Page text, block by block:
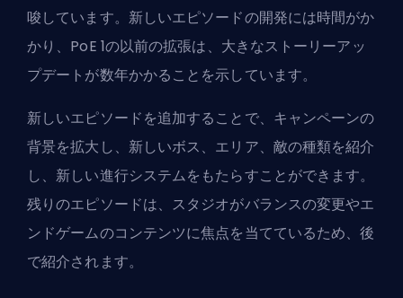
唆しています。新しいエピソードの開発には時間がか
かり、PoE 1の以前の拡張は、大きなストーリーアッ
プデートが数年かかることを示しています。
新しいエピソードを追加することで、キャンペーンの
背景を拡大し、新しいボス、エリア、敵の種類を紹介
し、新しい進行システムをもたらすことができます。
残りのエピソードは、スタジオがバランスの変更やエ
ンドゲームのコンテンツに焦点を当てているため、後
で紹介されます。